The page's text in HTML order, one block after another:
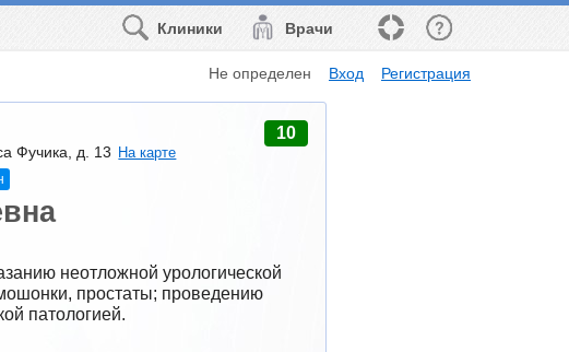
Врачи
Клиники
Не определен Вход Регистрация
Фучика, д. 13 На карте
10
неотложной урологической
простаты; проведению
патологией.